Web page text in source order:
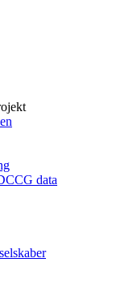
data